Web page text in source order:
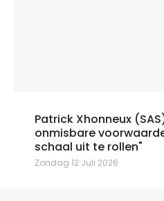
Patrick Xhonneux
onmisbare
schaal uit te rollen"
Zondag 12 Juli 2026